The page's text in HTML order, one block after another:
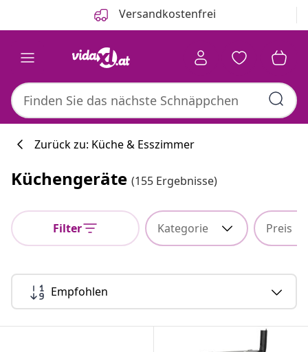
Versandkostenfrei
Zurück zu: Küche & Esszimmer
Küchengeräte (155 Ergebnisse)
Filter Kategorie Preis
Empfohlen